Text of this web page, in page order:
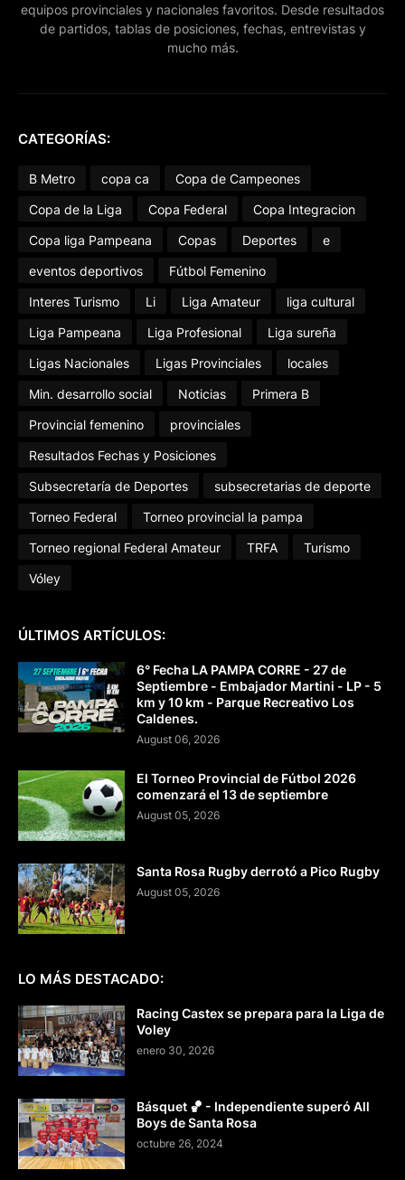
equipos provinciales y nacionales favoritos. Desde resultados
de partidos, tablas de posiciones, fechas, entrevistas y
mucho más.
CATEGORÍAS:
B Metro copa ca
Copa de Campeones
Copa de la Liga
Copa Federal
Copa Integracion
Copa liga Pampeana
Copas Deportes
e
eventos deportivos
Fútbol Femenino
Interes Turismo
Li Liga Amateur
liga cultural
Liga Pampeana
Liga Profesional
Liga sureña
Ligas Nacionales
Ligas Provinciales
locales
Min. desarrollo social
Noticias
Primera B
Provincial femenino
provinciales
Resultados Fechas y Posiciones
Subsecretaría de Deportes
subsecretarias de deporte
Torneo Federal
Torneo provincial la pampa
Torneo regional Federal Amateur
TRFA
Turismo
Vóley
ÚLTIMOS ARTÍCULOS:
6° Fecha LA PAMPA CORRE - 27 de
Septiembre - Embajador Martini - LP - 5
km y 10 km - Parque Recreativo Los
Caldenes.
August 06, 2026
El Torneo Provincial de Fútbol 2026
comenzará el 13 de septiembre
August 05, 2026
Santa Rosa Rugby derrotó a Pico Rugby
August 05, 2026
LO MÁS DESTACADO:
Racing Castex se prepara para la Liga de
Voley
enero 30, 2026
Básquet 🏀 - Independiente superó All
Boys de Santa Rosa
octubre 26, 2024